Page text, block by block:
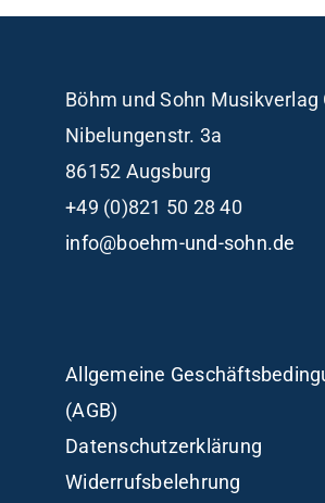
Böhm und Sohn Musikverlag
Nibelungenstr. 3a
86152 Augsburg
+49 (0)821 50 28 40
info@boehm-und-sohn.de
Allgemeine
(AGB)
Datenschutzerklärung
Widerrufsbelehrung